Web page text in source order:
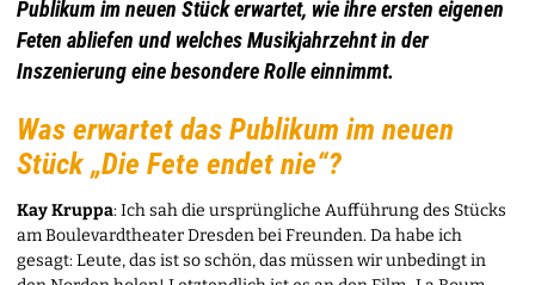
Publikum im neuen Stück erwartet, wie ihre ersten eigenen
Feten abliefen und welches Musikjahrzehnt in der
Inszenierung eine besondere Rolle einnimmt.
Was erwartet das Publikum im neuen
Stück „Die Fete endet nie“?
Kay Kruppa: Ich sah die ursprüngliche Aufführung des Stücks
am Boulevardtheater Dresden bei Freunden. Da habe ich
gesagt: Leute, das ist so schön, das müssen wir unbedingt in